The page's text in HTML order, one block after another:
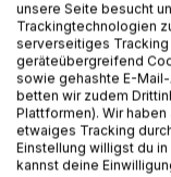
zu haben. Vivi sitzt
Cinderellas Bann
aufhalten kann.
glaubt. Doch um
vorerst ihrem
Charmy macht sie
Möglichkeit, den
brechen.
unsere Seite besucht
Trackingtechnologien
serverseitiges
geräteübergreifend
sowie gehashte E-
betten wir zudem
Plattformen). Wir
etwaiges Tracking
Einstellung willigst du
kannst deine